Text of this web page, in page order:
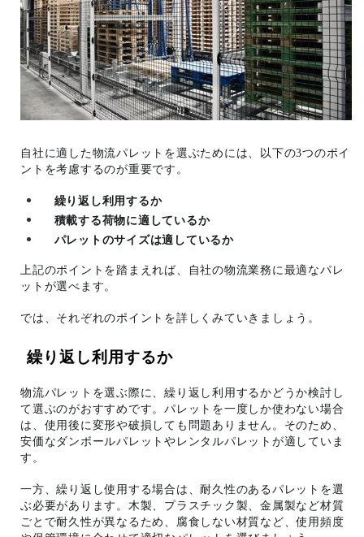
自社に適した物流パレットを選ぶためには、以下の3つのポイ
ントを考慮するのが重要です。
繰り返し利用するか
積載する荷物に適しているか
パレットのサイズは適しているか
上記のポイントを踏まえれば、自社の物流業務に最適なパレ
ットが選べます。
では、それぞれのポイントを詳しくみていきましょう。
繰り返し利用するか
物流パレットを選ぶ際に、繰り返し利用するかどうか検討し
て選ぶのがおすすめです。パレットを一度しか使わない場合
は、使用後に変形や破損しても問題ありません。そのため、
安価なダンボールパレットやレンタルパレットが適していま
す。
一方、繰り返し使用する場合は、耐久性のあるパレットを選
ぶ必要があります。木製、プラスチック製、金属製など材質
ごとで耐久性が異なるため、腐食しない材質など、使用頻度